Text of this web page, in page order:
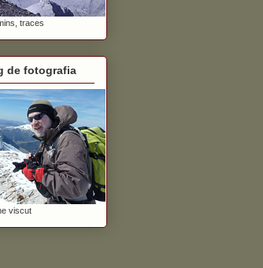
traces
de fotografia
viscut